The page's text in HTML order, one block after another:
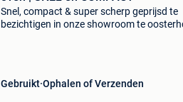
Snel, compact & super scherp geprijsd te
bezichtigen in onze showroom te
Gebruikt Ophalen of Verzenden